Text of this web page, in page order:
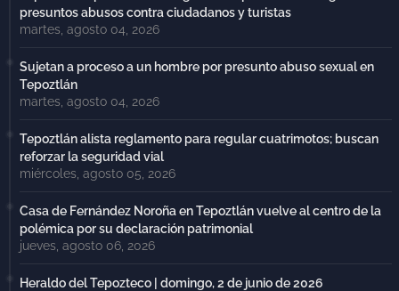
presuntos abusos contra ciudadanos y turistas
martes, agosto 04, 2026
Sujetan a proceso a un hombre por presunto abuso sexual en
Tepoztlán
martes, agosto 04, 2026
Tepoztlán alista reglamento para regular cuatrimotos; buscan
reforzar la seguridad vial
miércoles, agosto 05, 2026
Casa de Fernández Noroña en Tepoztlán vuelve al centro de la
polémica por su declaración patrimonial
jueves, agosto 06, 2026
Heraldo del Tepozteco | domingo, 2 de junio de 2026